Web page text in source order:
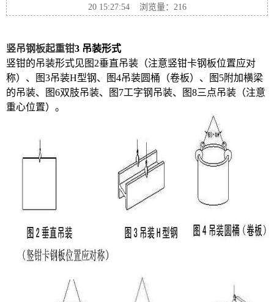
20 15:27:54 浏览量：216
竖吊钢板起重钳3 吊装形式
竖钳的吊装形式见图2垂直吊装（注意竖钳卡钢板位置应对
称）、图3吊装H型钢、图4吊装圆桶（卷板）、图5附加横梁
的吊装、图6双肢吊装、图7工字钢吊装、图8三点吊装（注意
重心位置）。